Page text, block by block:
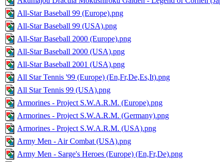
All-Star Baseball 99 (Europe).png
All-Star Baseball 99 (USA).png
All-Star Baseball 2000 (Europe).png
All-Star Baseball 2000 (USA).png
All-Star Baseball 2001 (USA).png
All Star Tennis '99 (Europe) (En,Fr,De,Es,It).png
All Star Tennis 99 (USA).png
Armorines - Project S.W.A.R.M. (Europe).png
Armorines - Project S.W.A.R.M. (Germany).png
Armorines - Project S.W.A.R.M. (USA).png
Army Men - Air Combat (USA).png
Army Men - Sarge's Heroes (Europe) (En,Fr,De).png